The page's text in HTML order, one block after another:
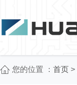
您的位置 ： 首页 >